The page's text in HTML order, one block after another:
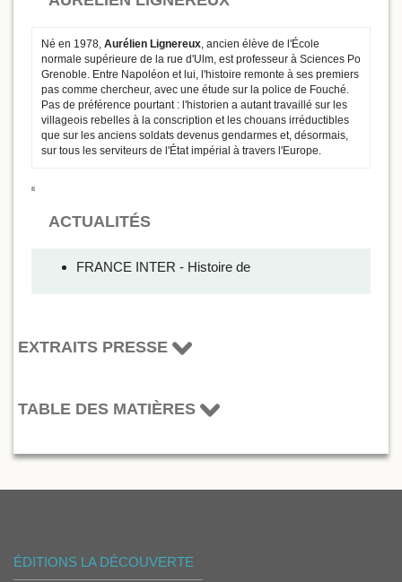
Né en 1978, Aurélien Lignereux, ancien élève de l'École
normale supérieure de la rue d'Ulm, est professeur à Sciences Po
Grenoble. Entre Napoléon et lui, l'histoire remonte à ses premiers
pas comme chercheur, avec une étude sur la police de Fouché.
Pas de préférence pourtant : l'historien a autant travaillé sur les
villageois rebelles à la conscription et les chouans irréductibles
que sur les anciens soldats devenus gendarmes et, désormais,
sur tous les serviteurs de l'État impérial à travers l'Europe.
ACTUALITÉS
FRANCE INTER - Histoire de
EXTRAITS PRESSE
TABLE DES MATIÈRES
ÉDITIONS LA DÉCOUVERTE